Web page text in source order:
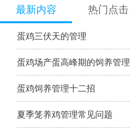
最新内容 热门点击
蛋鸡三伏天的管理
蛋鸡场产蛋高峰期的饲养管理
蛋鸡饲养管理十二招
夏季笼养鸡管理常见问题